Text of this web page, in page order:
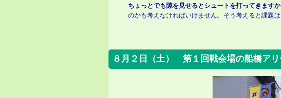
ちょっとでも隙を見せるとシュートを打ってきますか
のかも考えなければいけません。そう考えると課題
８月２日（土） 第１回戦会場の船橋ア